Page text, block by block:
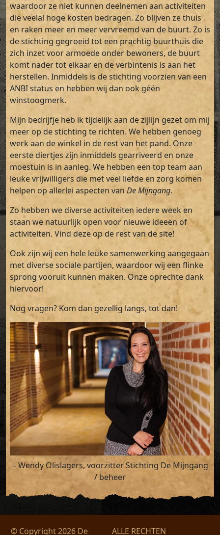
waardoor ze niet kunnen deelnemen aan activiteiten
die veelal hoge kosten bedragen. Zo blijven ze thuis
en raken meer en meer vervreemd van de buurt. Zo is
de stichting gegroeid tot een prachtig buurthuis die
zich inzet voor armoede onder bewoners, de buurt
komt nader tot elkaar en de verbintenis is aan het
herstellen. Inmiddels is de stichting voorzien van een
ANBI status en hebben wij dan ook géén
winstoogmerk.
Mijn bedrijfje heb ik tijdelijk aan de zijlijn gezet om mij
meer op de stichting te richten. We hebben genoeg
werk aan de winkel in de rest van het pand. Onze
eerste diertjes zijn inmiddels gearriveerd en onze
moestuin is in aanleg. We hebben een top team aan
leuke vrijwilligers die met veel liefde en zorg komen
helpen op allerlei aspecten van De Mijngang.
Zo hebben we diverse activiteiten iedere week en
staan we natuurlijk open voor nieuwe ideeën of
activiteiten. Vind deze op de rest van de site!
Ook zijn wij een hele leuke samenwerking aangegaan
met diverse sociale partijen, waardoor wij een flinke
sprong vooruit kunnen maken. Onze oprechte dank
hiervoor!
Nog vragen? Kom dan gezellig langs, tot dan!
– Wendy Olislagers, voorzitter Stichting De Mijngang
/ beheer
© Copyright 2026 De ALLE RECHTEN